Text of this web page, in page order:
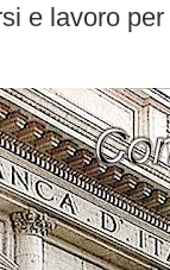
e lavoro